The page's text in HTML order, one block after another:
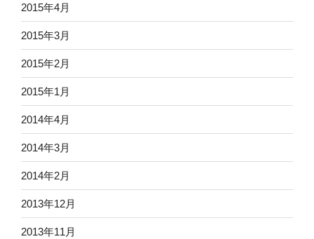
2015年4月
2015年3月
2015年2月
2015年1月
2014年4月
2014年3月
2014年2月
2013年12月
2013年11月